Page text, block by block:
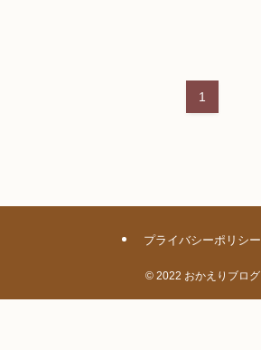
1
プライバシーポリシー
©2022 おかえりブログ